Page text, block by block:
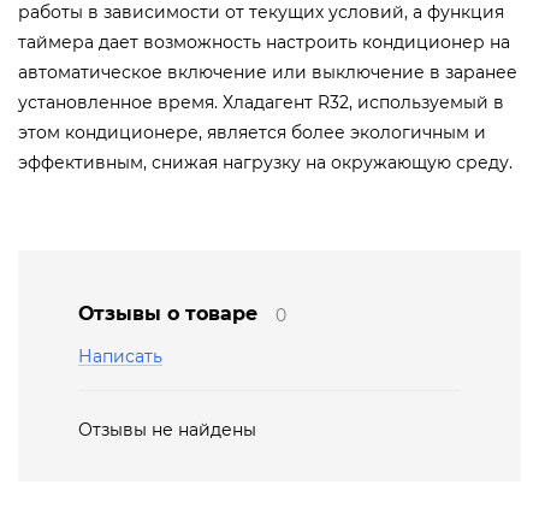
работы в зависимости от текущих условий, а функция
таймера дает возможность настроить кондиционер на
автоматическое включение или выключение в заранее
установленное время. Хладагент R32, используемый в
этом кондиционере, является более экологичным и
эффективным, снижая нагрузку на окружающую среду.
Отзывы о товаре
0
Написать
Отзывы не найдены